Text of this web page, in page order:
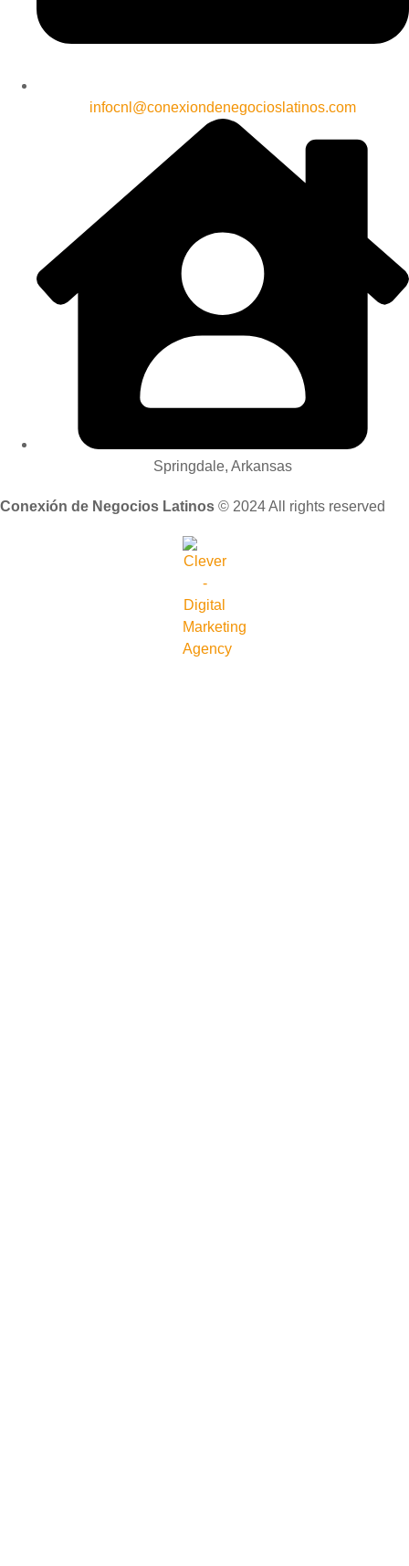
infocnl@conexiondenegocioslatinos.com
Springdale, Arkansas
Conexión de Negocios Latinos © 2024 All rights reserved